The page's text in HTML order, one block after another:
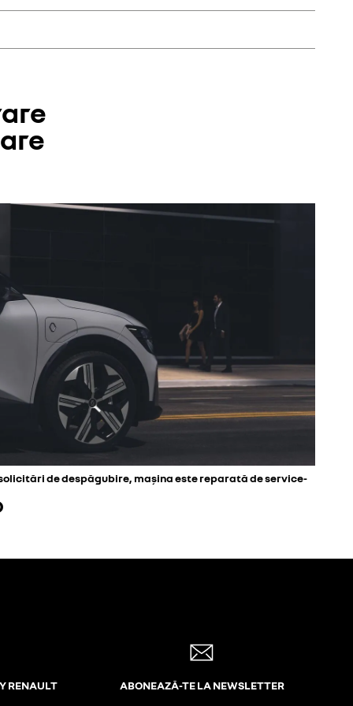
de despăgubire, mașina este reparată de service-
RENAULT ABONEAZĂ-TE LA NEWSLETTER